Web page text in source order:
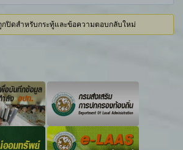
กปิดสำหรับกระทู้และข้อความตอบกลับใหม่